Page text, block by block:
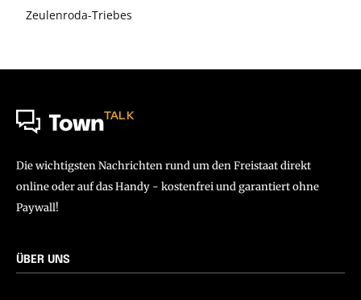
Zeulenroda-Triebes
TownTALK
Die wichtigsten Nachrichten rund um den Freistaat direkt
online oder auf das Handy - kostenfrei und garantiert ohne
Paywall!
ÜBER UNS